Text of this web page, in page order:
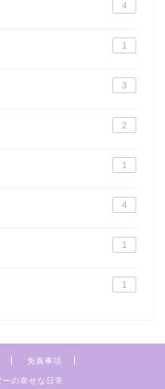
4
1
3
2
1
4
1
1
免責事項
の幸せな日常